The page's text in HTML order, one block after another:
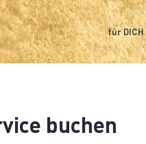
für DICH
buchen